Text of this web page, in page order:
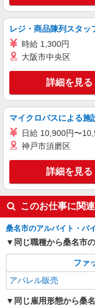
接
給
キープ
アルバイト
サムソナイト
円
パー
正社員
ディッキーズ アウト
ア
経
レジ・商品陳列スタッ
時給 1,300円
大阪市中央区
詳細を見る
マイクロバスによる施
日給 10,900円〜
神戸市須磨区
詳細を見る
このお仕事に関
桑名市のアルバイト・バ
同じ職種から桑名市
ファ
アパレル販売
同じ雇用形態から桑